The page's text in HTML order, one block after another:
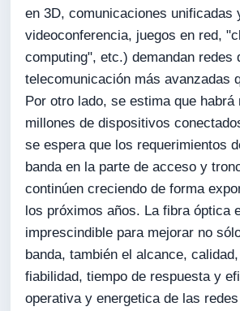
en 3D, comunicaciones unificadas
videoconferencia, juegos en red,
computing", etc.) demandan redes
telecomunicación más avanzadas
Por otro lado, se estima que habrá
millones de dispositivos
se espera que los requerimientos
banda en la parte de acceso y
continúen creciendo de forma
los próximos años. La fibra óptica
imprescindible para mejorar no
banda, también el alcance,
fiabilidad, tiempo de respuesta y
operativa y energetica de las